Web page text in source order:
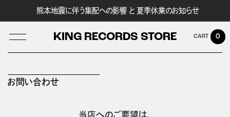
熊本地震に伴う集配への影響 と 夏季休業のお知らせ
KING RECORDS STORE 0
お問い合わせ
当店へのご要望は、